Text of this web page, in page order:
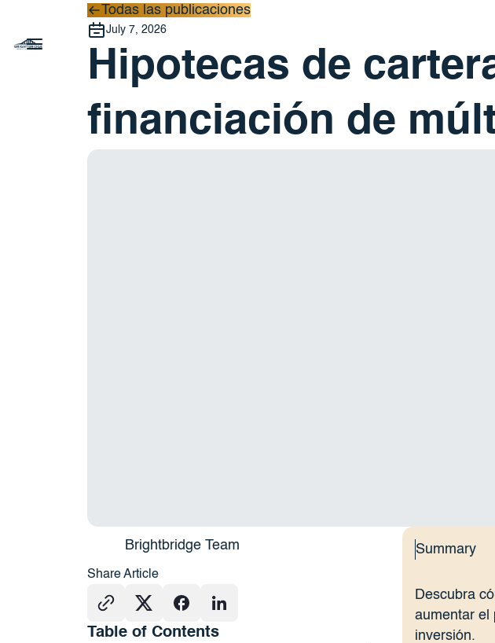
Todas las publicaciones
Todas las publicaciones
July 7, 2026
Hipotecas de
financiación de
Brightbridge Team
Share Article
Table of Contents
Summary
Descubra
aumentar el
inversión.